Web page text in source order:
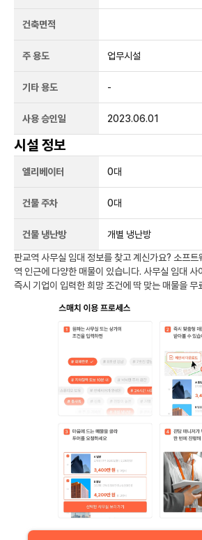
건축면적
주 용도 업무시설
기타 용도 -
사용 승인일 2023.06.01
시설 정보
엘리베이터 0대
건물 주차 0대
건물 냉난방 개별 냉난방
판교역 사무실 임대 정보를 찾고 계신가요? 소프트
역 인근에 다양한 매물이 있습니다. 사무실 임대 사
즉시 기업이 입력한 희망 조건에 딱 맞는 매물을 무